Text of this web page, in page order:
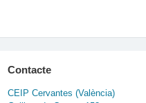
Contacte
CEIP Cervantes (València)